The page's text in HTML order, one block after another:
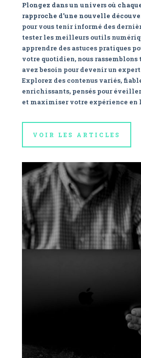
Plongez dans un univers où
rapproche d’une nouvelle
pour vous tenir informé des
tester les meilleurs outils
apprendre des astuces pratiques
votre quotidien, nous rassemblons
avez besoin pour devenir un
Explorez des contenus variés,
enrichissants, pensés pour
et maximiser votre expérience en
VOIR LES ARTICLES